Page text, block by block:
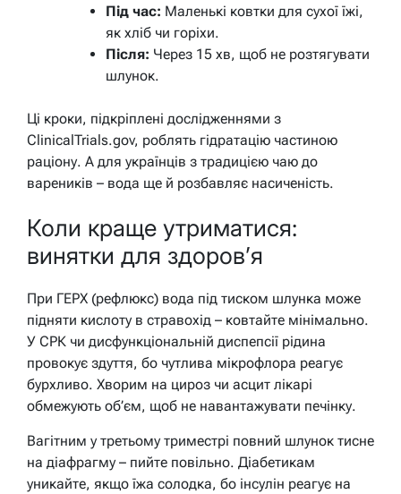
Під час: Маленькі ковтки для сухої їжі,
як хліб чи горіхи.
Після: Через 15 хв, щоб не розтягувати
шлунок.
Ці кроки, підкріплені дослідженнями з
ClinicalTrials.gov, роблять гідратацію частиною
раціону. А для українців з традицією чаю до
вареників – вода ще й розбавляє насиченість.
Коли краще утриматися:
винятки для здоров’я
При ГЕРХ (рефлюкс) вода під тиском шлунка може
підняти кислоту в стравохід – ковтайте мінімально.
У СРК чи дисфункціональній диспепсії рідина
провокує здуття, бо чутлива мікрофлора реагує
бурхливо. Хворим на цироз чи асцит лікарі
обмежують об’єм, щоб не навантажувати печінку.
Вагітним у третьому триместрі повний шлунок тисне
на діафрагму – пийте повільно. Діабетикам
уникайте, якщо їжа солодка, бо інсулін реагує на